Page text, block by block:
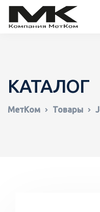
КАТАЛОГ
МетКом Товары